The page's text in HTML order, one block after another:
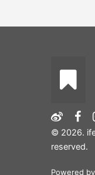
© 2026.
reserved.
Powered by